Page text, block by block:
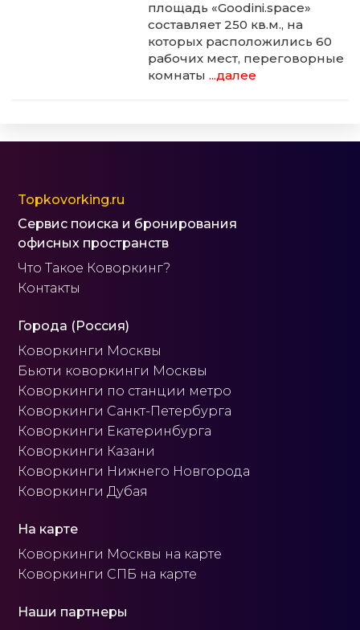
площадь «Goodini.space»
составляет 250 кв.м., на
которых расположились 60
рабочих мест, переговорные
комнаты ...далее
Topkovorking.ru
Сервис поиска и бронирования
офисных пространств
Что Такое Коворкинг?
Контакты
Города (Россия)
Коворкинги Москвы
Бьюти коворкинги Москвы
Коворкинги по станции метро
Коворкинги Санкт-Петербурга
Коворкинги Екатеринбурга
Коворкинги Казани
Коворкинги Нижнего Новгорода
Коворкинги Дубая
На карте
Коворкинги Москвы на карте
Коворкинги СПБ на карте
Наши партнеры